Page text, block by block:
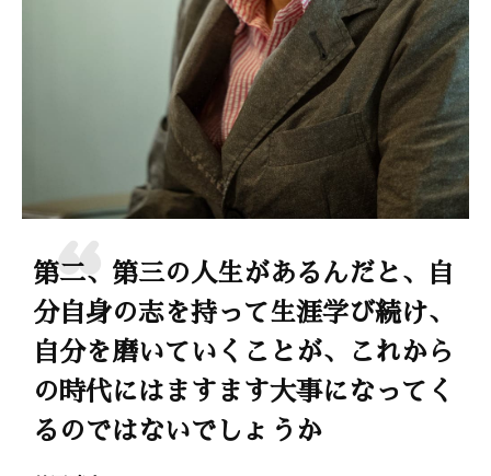
第二、第三の人生があるんだと、自
分自身の志を持って生涯学び続け、
自分を磨いていくことが、これから
の時代にはますます大事になってく
るのではないでしょうか